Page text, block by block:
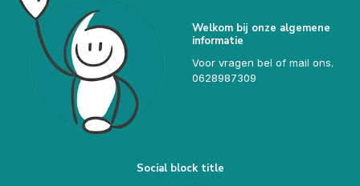
Welkom bij onze algemene
informatie
Voor vragen bel of mail ons.
0628987309
Social block title